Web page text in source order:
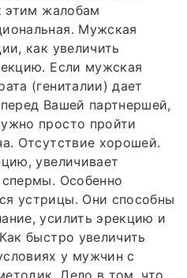
этим жалобам
Мужская
как увеличить
Если мужская
(гениталии) дает
Вашей партнершей,
просто пройти
Отсутствие хорошей.
увеличивает
Особенно
устрицы. Они способны
усилить эрекцию и
быстро увеличить
у мужчин с
Дело в том, что